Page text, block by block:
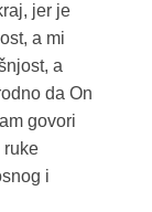
jer je
a mi
a
da On
govori
ruke
i